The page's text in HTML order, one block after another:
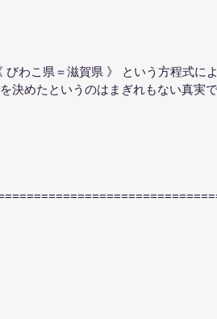
わこ県＝滋賀県 》 という方程式に
決めたというのはまぎれもない真実で